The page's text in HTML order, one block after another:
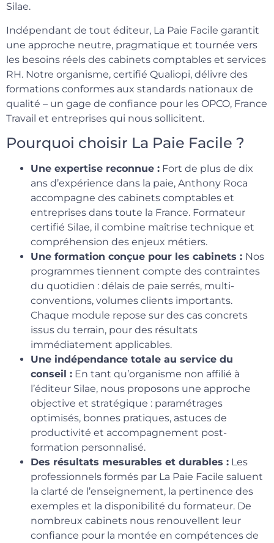
Silae.
Indépendant de tout éditeur, La Paie Facile garantit
une approche neutre, pragmatique et tournée vers
les besoins réels des cabinets comptables et services
RH. Notre organisme, certifié Qualiopi, délivre des
formations conformes aux standards nationaux de
qualité – un gage de confiance pour les OPCO, France
Travail et entreprises qui nous sollicitent.
Pourquoi choisir La Paie Facile ?
Une expertise reconnue : Fort de plus de dix
ans d’expérience dans la paie, Anthony Roca
accompagne des cabinets comptables et
entreprises dans toute la France. Formateur
certifié Silae, il combine maîtrise technique et
compréhension des enjeux métiers.
Une formation conçue pour les cabinets : Nos
programmes tiennent compte des contraintes
du quotidien : délais de paie serrés, multi-
conventions, volumes clients importants.
Chaque module repose sur des cas concrets
issus du terrain, pour des résultats
immédiatement applicables.
Une indépendance totale au service du
conseil : En tant qu’organisme non affilié à
l’éditeur Silae, nous proposons une approche
objective et stratégique : paramétrages
optimisés, bonnes pratiques, astuces de
productivité et accompagnement post-
formation personnalisé.
Des résultats mesurables et durables : Les
professionnels formés par La Paie Facile saluent
la clarté de l’enseignement, la pertinence des
exemples et la disponibilité du formateur. De
nombreux cabinets nous renouvellent leur
confiance pour la montée en compétences de